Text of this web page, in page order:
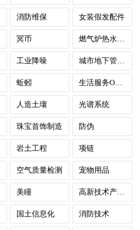
消防维保 女装假发配件
冥币
工业降噪
蚯蚓
人造土壤 光谱系统
珠宝首饰制造 防伪
岩土工程 项链
空气质量检测 宠物用品
美瞳
国土信息化 消防技术